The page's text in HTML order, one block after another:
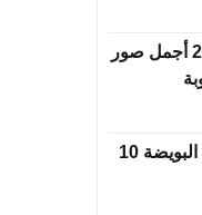
أدعية رمضان 2023 أجمل صور
علامات نجاح تلقيح البويضة 10